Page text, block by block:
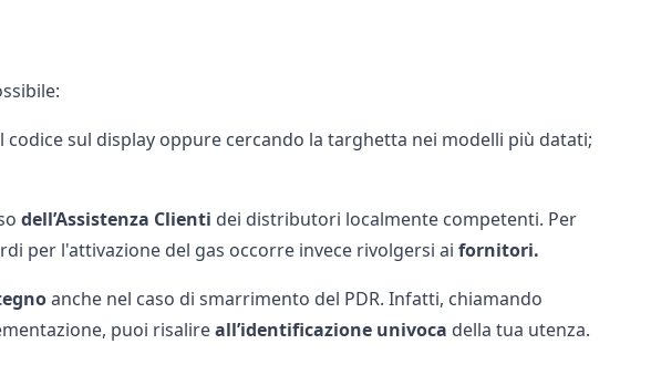
codice sul display oppure cercando la targhetta nei modelli più datati;
dell’Assistenza Clienti dei distributori localmente competenti. Per
per l'attivazione del gas occorre invece rivolgersi ai fornitori.
anche nel caso di smarrimento del PDR. Infatti, chiamando
puoi risalireall’identificazione univoca della tua utenza.